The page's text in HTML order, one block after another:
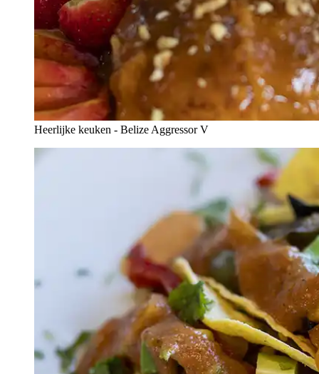
Heerlijke keuken - Belize Aggressor V